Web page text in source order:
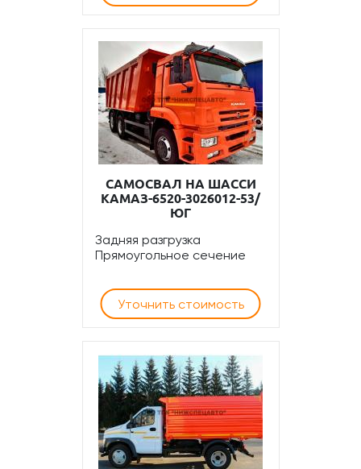
САМОСВАЛ НА ШАССИ
КАМАЗ-6520-3026012-53/
ЮГ
Задняя разгрузка
Прямоугольное сечение
Уточнить стоимость